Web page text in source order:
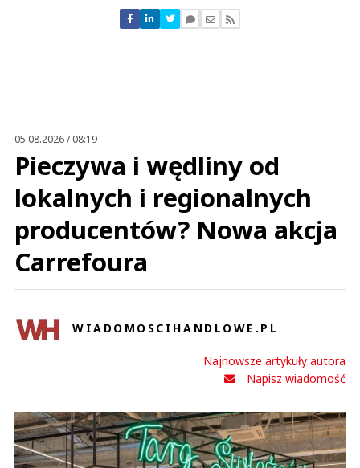
Nie znaleziono komentarzy
Zostaw swoje komentarze
05.08.2026 / 08:19
Pieczywa i wędliny od
lokalnych i regionalnych
producentów? Nowa akcja
Carrefoura
WIADOMOSCIHANDLOWE.PL
Najnowsze artykuły autora
Napisz wiadomość